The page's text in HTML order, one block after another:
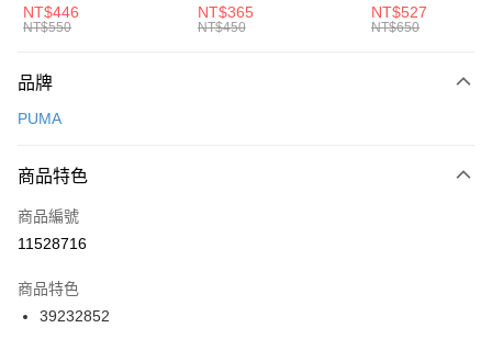
元大商業銀行
台灣樂天信用卡公司
AFTEE先享後付
【關於「AFTEE先享後付」】
便利好安心！
３．安心：先確認商品／服務後，再付款。
【「AFTEE先享後付」結帳流程】
１．於結帳方式選擇「AFTEE先享後付」後，將跳轉至「AFTEE先享後付」
２．訂單成立數日內，您將收到繳費通知簡訊。
３．收到繳費通知簡訊後14天內，點擊此簡訊中的連結，可透過四大超商／
ATM／網路銀行／等多元方式進行付款，方視為交易完成。
運送方式
每筆NT$100，滿NT$1,500(含以上)免運費
宅配
每筆NT$100，滿NT$1,500(含以上)免運費
付款後門市自取
每筆NT$100，滿NT$1,500(含以上)免運費
中統襪 FZ3393100
NT$446
NT$550
EMBRDY 男女 短統襪
FZ3073133
NT$365
NT$450
BA5871010
NT$527
NT$650
品牌
PUMA
商品特色
商品編號
11528716
商品特色
39232852